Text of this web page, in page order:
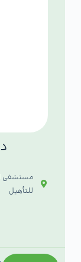
مستشفى
للتأهيل